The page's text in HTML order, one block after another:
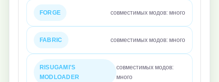
FORGE совместимых модов: много
FABRIC совместимых модов: много
RISUGAMI'S
MODLOADER
совместимых модов:
много